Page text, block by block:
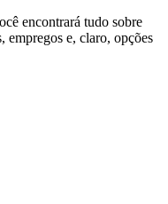
encontrará tudo sobre
empregos e, claro, opções